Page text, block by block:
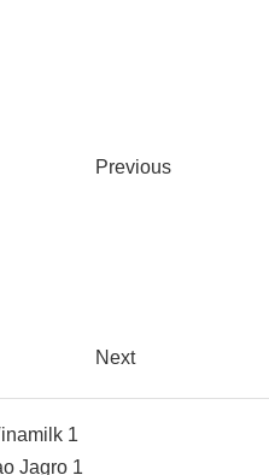
Previous
Next